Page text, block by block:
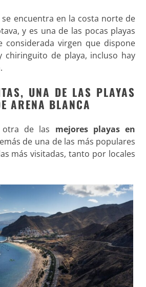
se encuentra en la costa norte de
y es una de las pocas playas
considerada virgen que dispone
chiringuito de playa, incluso hay
UNA DE LAS PLAYAS
ARENA BLANCA
otra de las mejores playas en
de una de las más populares
más visitadas, tanto por locales